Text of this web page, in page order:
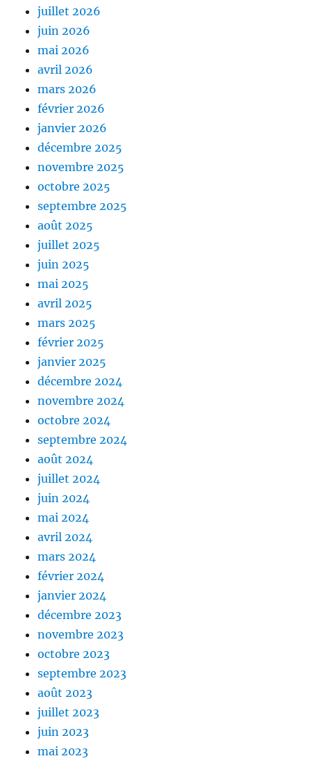
juillet 2026
juin 2026
mai 2026
avril 2026
mars 2026
février 2026
janvier 2026
décembre 2025
novembre 2025
octobre 2025
septembre 2025
août 2025
juillet 2025
juin 2025
mai 2025
avril 2025
mars 2025
février 2025
janvier 2025
décembre 2024
novembre 2024
octobre 2024
septembre 2024
août 2024
juillet 2024
juin 2024
mai 2024
avril 2024
mars 2024
février 2024
janvier 2024
décembre 2023
novembre 2023
octobre 2023
septembre 2023
août 2023
juillet 2023
juin 2023
mai 2023